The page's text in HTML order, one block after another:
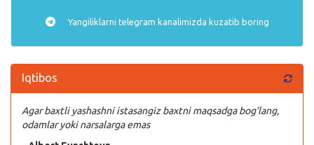
Yangiliklarni telegram kanalimizda kuzatib boring
Iqtibos
Agar baxtli yashashni istasangiz baxtni maqsadga bog’lang,
odamlar yoki narsalarga emas